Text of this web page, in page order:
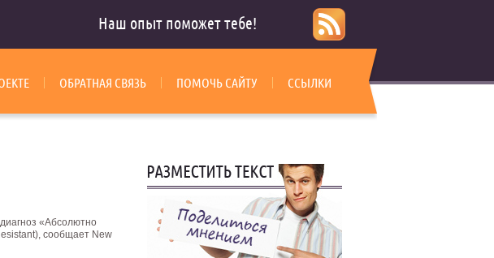
Наш опыт поможет тебе!
ОБРАТНАЯ СВЯЗЬ ПОМОЧЬ САЙТУ ССЫЛКИ
«Абсолютно
сообщает New